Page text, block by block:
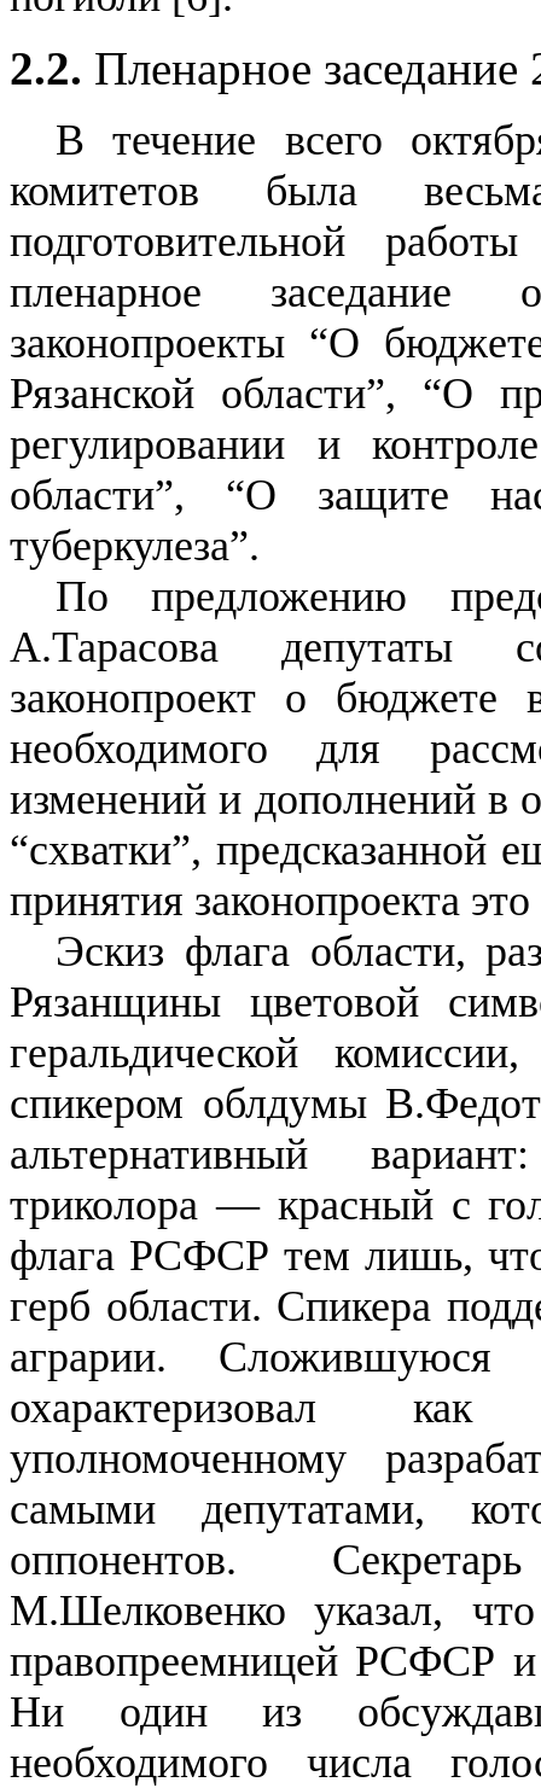
2.2. Пленарное заседание
В течение всего
комитетов была
подготовительной
пленарное заседание
законопроекты “О
Рязанской области”, “О
регулировании и
области”, “О защите
туберкулеза”.
По предложению
А.Тарасова депутаты
законопроект о бюджете
необходимого для
изменений и дополнений в
“схватки”, предсказанной
принятия законопроекта
Эскиз флага области,
Рязанщины цветовой
геральдической
спикером облдумы
альтернативный
триколора — красный с
флага РСФСР тем лишь,
герб области. Спикера
аграрии. Сложившуюся
охарактеризовал
уполномоченному
самыми депутатами,
оппонентов.
М.Шелковенко указал,
правопреемницей РСФСР и
Ни один из
необходимого числа